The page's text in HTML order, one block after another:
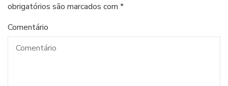
obrigatórios são marcados com *
Comentário